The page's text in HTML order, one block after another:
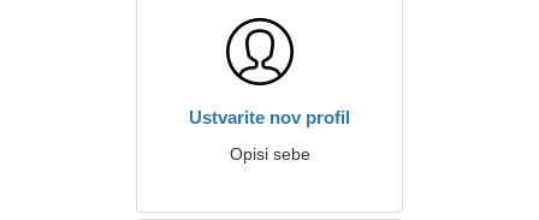
Ustvarite nov profil
Opisi sebe